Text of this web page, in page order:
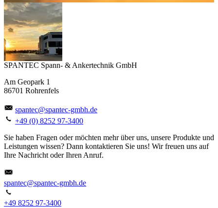
SPANTEC Spann- & Ankertechnik GmbH
Am Geopark 1
86701 Rohrenfels
spantec@spantec-gmbh.de
+49 (0) 8252 97-3400
Sie haben Fragen oder möchten mehr über uns, unsere Produkte und
Leistungen wissen? Dann kontaktieren Sie uns! Wir freuen uns auf
Ihre Nachricht oder Ihren Anruf.
spantec@spantec-gmbh.de
+49 8252 97-3400